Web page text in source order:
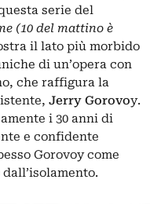
serie del
(10 del mattino è
il lato più morbido
di un’opera con
che raffigura la
Jerry Gorovoy.
i 30 anni di
e confidente
Gorovoy come